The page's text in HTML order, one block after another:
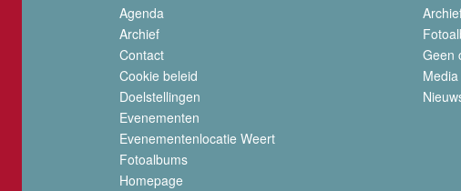
Agenda
Archief
Contact
Cookie beleid
Doelstellingen
Evenementen
Evenementenlocatie Weert
Fotoalbums
Homepage
Geen
Media